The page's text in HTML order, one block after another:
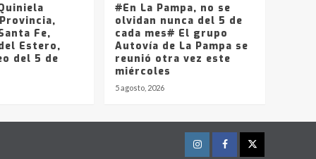
Fe,
Estero,
del 5 de
#En La Pampa, no se
olvidan nunca del 5 de
cada mes# El grupo
Autovía de La Pampa se
reunió otra vez este
miércoles
5 agosto, 2026
InstagramFacebookTwitter